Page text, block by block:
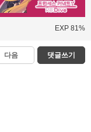
EXP 81%
다음 댓글쓰기